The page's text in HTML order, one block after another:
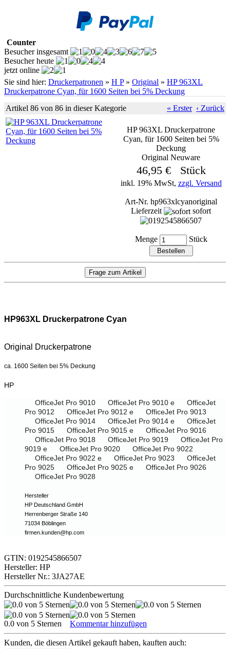
Counter
Besucher insgesamt
Besucher heute
jetzt online
Sie sind hier: Druckerpatronen » H P» Original » HP 963XL
Druckerpatrone Cyan, für 1600 Seiten bei 5% Deckung
Artikel 86 von 86 in dieser Kategorie
« Erster ‹ Zurück
HP 963XL Druckerpatrone
Cyan, für 1600 Seiten bei 5%
Deckung
Original Neuware
46,95 € Stück
inkl. 19% MwSt, zzgl. Versand
Art-Nr. hp963xlcyanoriginal
Lieferzeit
sofort
Menge Stück
HP963XL Druckerpatrone Cyan
Original Druckerpatrone
ca. 1600 Seiten bei 5% Deckung
HP
OfficeJet Pro 9010 OfficeJet Pro 9010 e
OfficeJet
Pro 9012
OfficeJet Pro 9012 e
OfficeJet Pro 9013
OfficeJet Pro 9014
OfficeJet Pro 9014 e
OfficeJet
Pro 9015
OfficeJet Pro 9015 e
OfficeJet Pro 9016
OfficeJet Pro 9018
OfficeJet Pro 9019
OfficeJet Pro
9019 e
OfficeJet Pro 9020
OfficeJet Pro 9022
OfficeJet Pro 9022 e
OfficeJet Pro 9023
OfficeJet
Pro 9025
OfficeJet Pro 9025 e
OfficeJet Pro 9026
OfficeJet Pro 9028
Hersteller
HP Deutschland GmbH
Herrenberger Straße 140
71034 Böblingen
firmen.kunden@hp.com
GTIN: 0192545866507
Hersteller: HP
Hersteller Nr.: 3JA27AE
Durchschnittliche Kundenbewertung
0.0 von 5 Sternen Kommentar hinzufügen
Kunden, die diesen Artikel gekauft haben, kauften auch: